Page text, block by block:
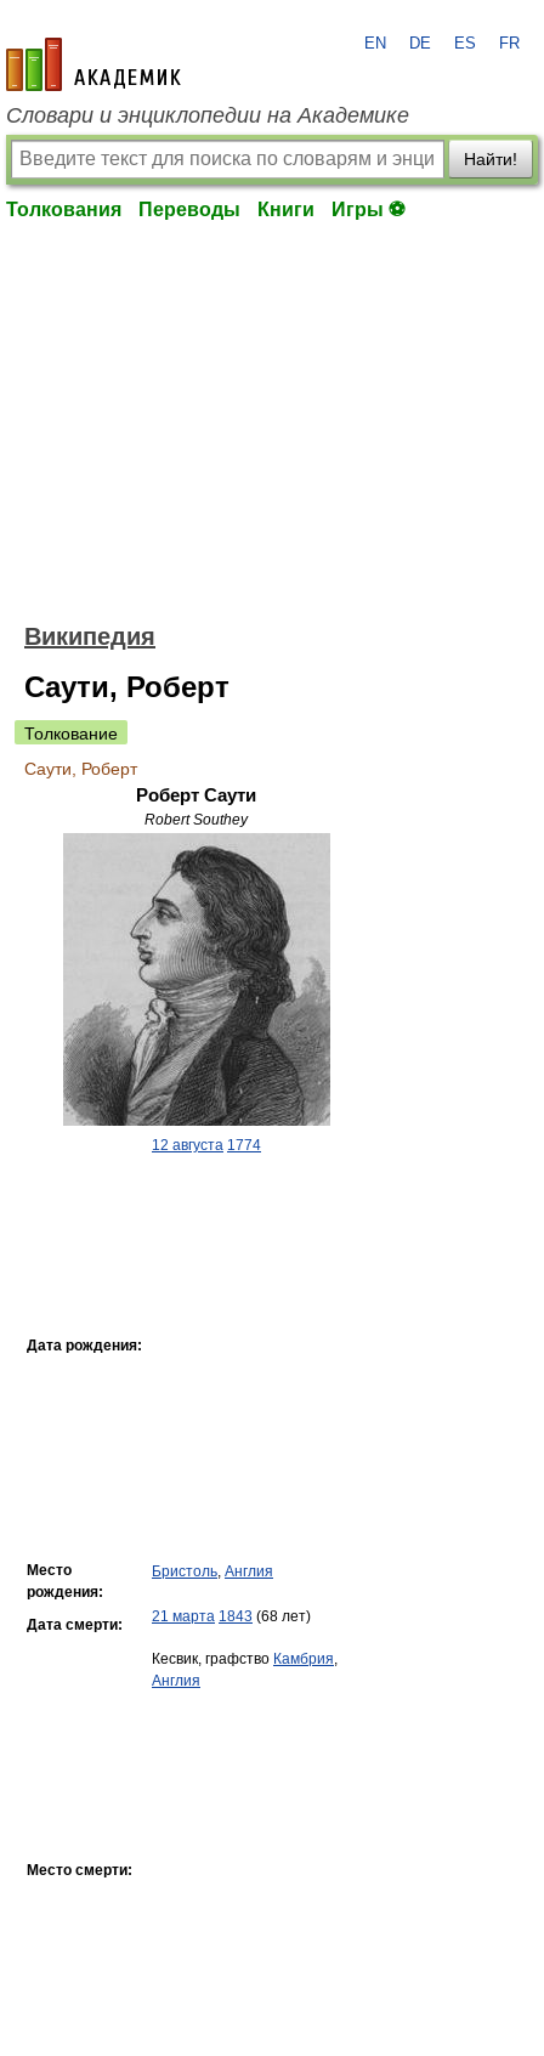
academic.ru
EN DE ES FR
Словари и энциклопедии на Академике
Найти!
Толкования Переводы Книги Игры ⚽
Википедия
Саути, Роберт
Толкование
Саути, Роберт
Роберт Саути
Robert Southey
Дата рождения:
12 августа 1774
Место
рождения:
Бристоль, Англия
Дата смерти: 21 марта 1843 (68 лет)
Место смерти:
Кесвик, графство Камбрия,
Англия